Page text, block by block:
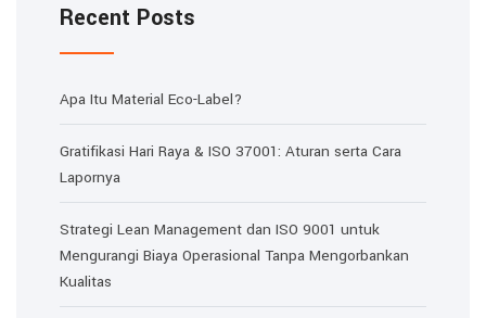
Recent Posts
Apa Itu Material Eco-Label?
Gratifikasi Hari Raya & ISO 37001: Aturan serta Cara
Lapornya
Strategi Lean Management dan ISO 9001 untuk
Mengurangi Biaya Operasional Tanpa Mengorbankan
Kualitas